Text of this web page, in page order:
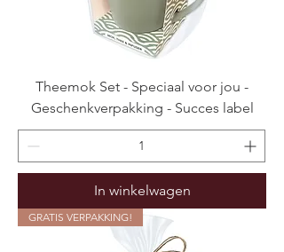
Theemok Set - Speciaal voor jou -
Geschenkverpakking - Succes label
In winkelwagen
GRATIS VERPAKKING!